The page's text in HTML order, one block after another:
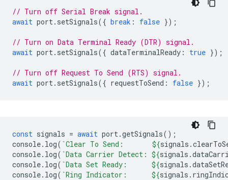
// Turn off Serial Break signal.
await port. setSignals({ break : false });
// Turn on Data Terminal Ready (DTR) signal.
await port. setSignals({ dataTerminalReady : true });
// Turn off Request To Send (RTS) signal.
await port. setSignals({ requestToSend : false });
const signals = await port.getSignals();
console. log( `Clear To Send: ${signals .
console. log( `Data Carrier Detect: ${signals .
console. log( `Data Set Ready: ${signals .
console. log( `Ring Indicator: ${signals .